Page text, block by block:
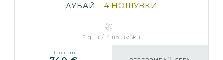
ДУБАЙ -4 НОЩУВКИ
5 дни / 4 нощувки
Цена от